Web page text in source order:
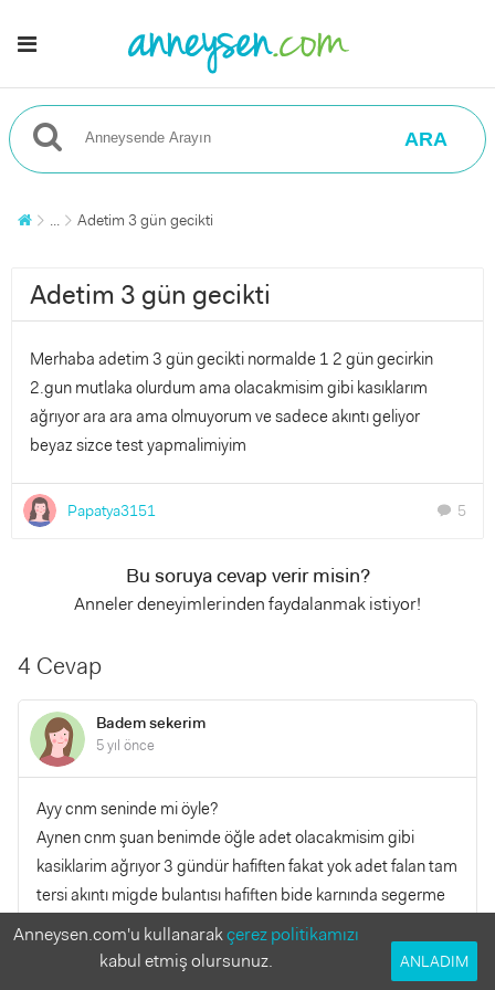
ARA
... Adetim 3 gün gecikti
Adetim 3 gün gecikti
Merhaba adetim 3 gün gecikti normalde 1 2 gün gecirkin
2.gun mutlaka olurdum ama olacakmisim gibi kasıklarım
ağrıyor ara ara ama olmuyorum ve sadece akıntı geliyor
beyaz sizce test yapmalimiyim
Papatya3151 chat 5
Bu soruya cevap verir misin?
Anneler deneyimlerinden faydalanmak istiyor!
4 Cevap
Badem sekerim
5 yıl önce
Ayy cnm seninde mi öyle?
Aynen cnm şuan benimde öğle adet olacakmisim gibi
kasiklarim ağrıyor 3 gündür hafiften fakat yok adet falan tam
tersi akıntı migde bulantısı hafiften bide karnında segerme
YANITLA
Anneysen.com'u kullanarakçerez politikamızı
kabul etmiş olursunuz.
ANLADIM